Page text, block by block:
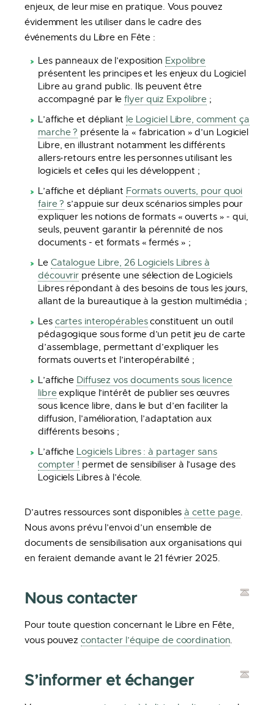
enjeux, de leur mise en pratique. Vous pouvez
évidemment les utiliser dans le cadre des
événements du Libre en Fête :
Les panneaux de l’exposition Expolibre
présentent les principes et les enjeux du Logiciel
Libre au grand public. Ils peuvent être
accompagné par leflyer quiz Expolibre ;
L’affiche et dépliant le Logiciel Libre, comment ça
marche ? présente la « fabrication » d’un Logiciel
Libre, en illustrant notamment les différents
allers-retours entre les personnes utilisant les
logiciels et celles qui les développent ;
L’affiche et dépliant Formats ouverts, pour quoi
faire ? s’appuie sur deux scénarios simples pour
expliquer les notions de formats « ouverts » - qui,
seuls, peuvent garantir la pérennité de nos
documents - et formats « fermés » ;
Le Catalogue Libre, 26 Logiciels Libres à
découvrir présente une sélection de Logiciels
Libres répondant à des besoins de tous les jours,
allant de la bureautique à la gestion multimédia ;
Les cartes interopérablesconstituent un outil
pédagogique sous forme d’un petit jeu de carte
d’assemblage, permettant d’expliquer les
formats ouverts et l’interopérabilité ;
L’affiche Diffusez vos documents sous licence
libreexplique l’intérêt de publier ses œuvres
sous licence libre, dans le but d’en faciliter la
diffusion, l’amélioration, l’adaptation aux
différents besoins ;
L’affiche Logiciels Libres : à partager sans
compter ! permet de sensibiliser à l’usage des
Logiciels Libres à l’école.
D’autres ressources sont disponiblesà cette page.
Nous avons prévu l’envoi d’un ensemble de
documents de sensibilisation aux organisations qui
en feraient demande avant le 21 février 2025.
Nous contacter
Pour toute question concernant le Libre en Fête,
vous pouvez contacter l’équipe de coordination.
S’informer et échanger